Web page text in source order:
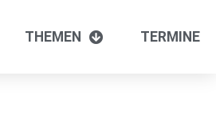
THEMEN TERMINE